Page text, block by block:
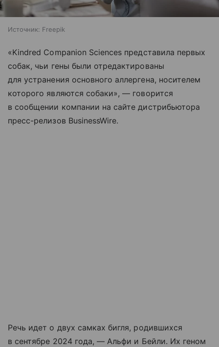
Источник: Freepik
«Kindred Companion Sciences представила первых
собак, чьи гены были отредактированы
для устранения основного аллергена, носителем
которого являются собаки», — говорится
в сообщении компании на сайте дистрибьютора
пресс-релизов BusinessWire.
Речь идет о двух самках бигля, родившихся
в сентябре 2024 года, — Альфи и Бейли. Их геном